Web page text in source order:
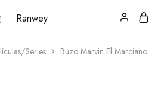
Series Buzo Marvin El Marciano